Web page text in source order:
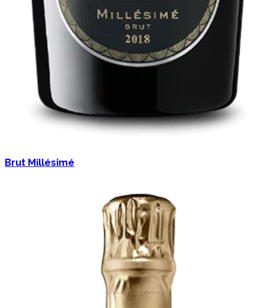
Brut Millésimé